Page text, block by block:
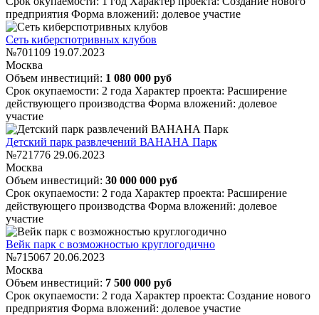
предприятия Форма вложений: долевое участие
Сеть киберспотривных клубов
№701109 19.07.2023
Москва
Объем инвестиций: 1 080 000 руб
Срок окупаемости: 2 года Характер проекта: Расширение
действующего производства Форма вложений: долевое
участие
Детский парк развлечений ВАНАНА Парк
№721776 29.06.2023
Москва
Объем инвестиций: 30 000 000 руб
Срок окупаемости: 2 года Характер проекта: Расширение
действующего производства Форма вложений: долевое
участие
Вейк парк с возможностью круглогодично
№715067 20.06.2023
Москва
Объем инвестиций: 7 500 000 руб
Срок окупаемости: 2 года Характер проекта: Создание нового
предприятия Форма вложений: долевое участие